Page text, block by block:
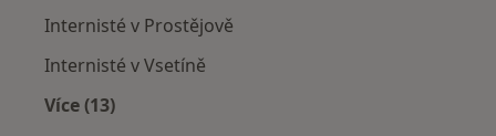
Internisté v Prostějově
Internisté v Vsetíně
Více (13)